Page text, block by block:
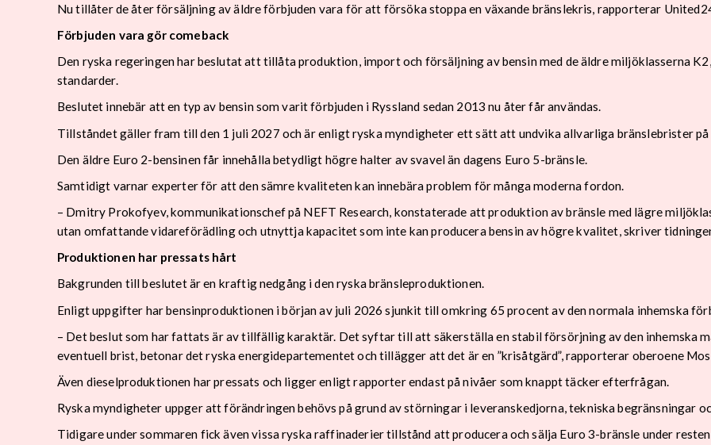
Nu tillåter de åter försäljning av äldre förbjuden vara för att försöka stoppa en växande bränslekris, rapporterar
Förbjuden vara gör comeback
Den ryska regeringen har beslutat att tillåta produktion, import och försäljning av bensin med de äldre miljöklasserna
standarder.
Beslutet innebär att en typ av bensin som varit förbjuden i Ryssland sedan 2013 nu åter får användas.
Tillståndet gäller fram till den 1 juli 2027 och är enligt ryska myndigheter ett sätt att undvika allvarliga bränslebrister på
Den äldre Euro 2-bensinen får innehålla betydligt högre halter av svavel än dagens Euro 5-bränsle.
Samtidigt varnar experter för att den sämre kvaliteten kan innebära problem för många moderna fordon.
– Dmitry Prokofyev, kommunikationschef på NEFT Research, konstaterade att produktion av bränsle med lägre
utan omfattande vidareförädling och utnyttja kapacitet som inte kan producera bensin av högre kvalitet, skriver
Produktionen har pressats hårt
Bakgrunden till beslutet är en kraftig nedgång i den ryska bränsleproduktionen.
Enligt uppgifter har bensinproduktionen i början av juli 2026 sjunkit till omkring 65 procent av den normala inhemska
– Det beslut som har fattats är av tillfällig karaktär. Det syftar till att säkerställa en stabil försörjning av den inhemska
eventuell brist, betonar det ryska energidepartementet och tillägger att det är en ”krisåtgärd”, rapporterar oberoene
Även dieselproduktionen har pressats och ligger enligt rapporter endast på nivåer som knappt täcker efterfrågan.
Ryska myndigheter uppger att förändringen behövs på grund av störningar i leveranskedjorna, tekniska begränsningar
Tidigare under sommaren fick även vissa ryska raffinaderier tillstånd att producera och sälja Euro 3-bränsle under